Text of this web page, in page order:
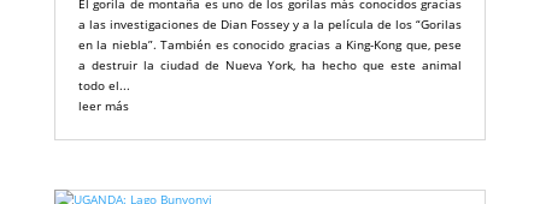
El gorila de montaña es uno de los gorilas más conocidos gracias
a las investigaciones de Dian Fossey y a la película de los “Gorilas
en la niebla”. También es conocido gracias a King-Kong que, pese
a destruir la ciudad de Nueva York, ha hecho que este animal
todo el...
leer más